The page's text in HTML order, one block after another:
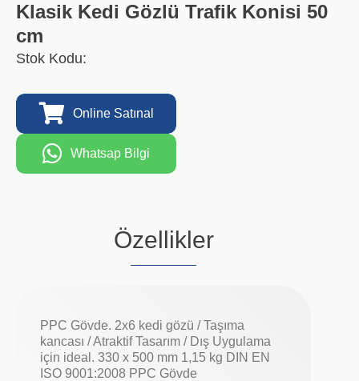
Klasik Kedi Gözlü Trafik Konisi 50
cm
Stok Kodu:
Online Satınal
Whatsap Bilgi
Özellikler
PPC Gövde. 2x6 kedi gözü / Taşıma
kancası / Atraktif Tasarım / Dış Uygulama
için ideal. 330 x 500 mm 1,15 kg DIN EN
ISO 9001:2008 PPC Gövde